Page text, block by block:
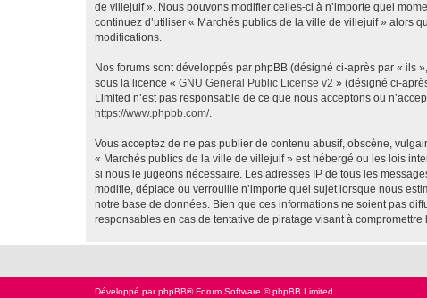
de villejuif ». Nous pouvons modifier celles-ci à n’importe quel
continuez d’utiliser « Marchés publics de la ville de villejuif » alors
modifications.
Nos forums sont développés par phpBB (désigné ci-après par « ils
sous la licence « GNU General Public License v2 » (désigné ci-
Limited n’est pas responsable de ce que nous acceptons ou
https://www.phpbb.com/.
Vous acceptez de ne pas publier de contenu abusif, obscène,
« Marchés publics de la ville de villejuif » est hébergé ou les lois
si nous le jugeons nécessaire. Les adresses IP de tous les
modifie, déplace ou verrouille n’importe quel sujet lorsque nous
notre base de données. Bien que ces informations ne soient pas
responsables en cas de tentative de piratage visant à compromettre
Développé parphpBB® Forum Software © phpBB Limited